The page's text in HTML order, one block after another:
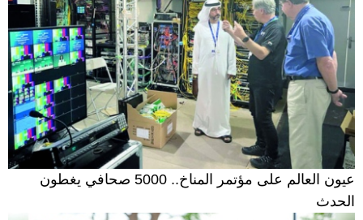
عيون العالم على مؤتمر المناخ.. 5000 صحافي يغطون
الحدث